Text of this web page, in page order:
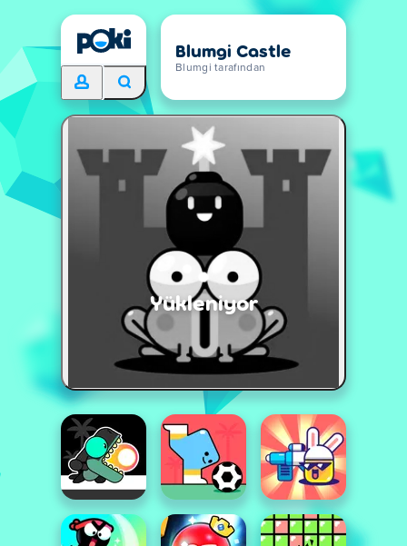
Blumgi Castle
Blumgi tarafından
Yükleniyor